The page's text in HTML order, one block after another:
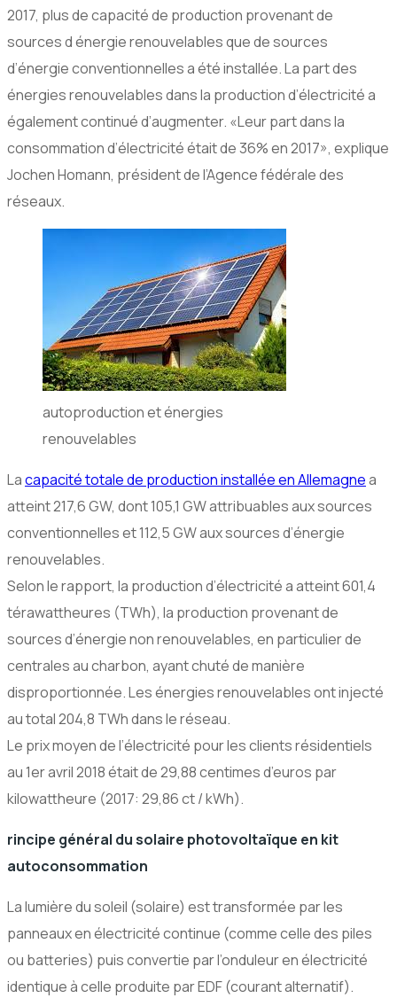
2017, plus de capacité de production provenant de
sources d énergie renouvelables que de sources
d’énergie conventionnelles a été installée. La part des
énergies renouvelables dans la production d’électricité a
également continué d’augmenter. «Leur part dans la
consommation d’électricité était de 36% en 2017», explique
Jochen Homann, président de l’Agence fédérale des
réseaux.
autoproduction et énergies
renouvelables
Lacapacité totale de production installée en Allemagnea
atteint 217,6 GW, dont 105,1 GW attribuables aux sources
conventionnelles et 112,5 GW aux sources d’énergie
renouvelables.
Selon le rapport, la production d’électricité a atteint 601,4
térawattheures (TWh), la production provenant de
sources d’énergie non renouvelables, en particulier de
centrales au charbon, ayant chuté de manière
disproportionnée. Les énergies renouvelables ont injecté
au total 204,8 TWh dans le réseau.
Le prix moyen de l’électricité pour les clients résidentiels
au 1er avril 2018 était de 29,88 centimes d’euros par
kilowattheure (2017: 29,86 ct / kWh).
rincipe général du solaire photovoltaïque en kit
autoconsommation
La lumière du soleil (solaire) est transformée par les
panneaux en électricité continue (comme celle des piles
ou batteries) puis convertie par l’onduleur en électricité
identique à celle produite par EDF (courant alternatif).